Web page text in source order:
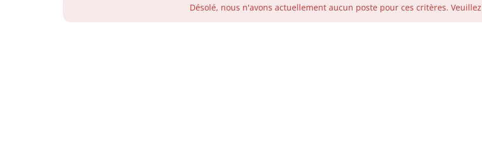
Désolé, nous n'avons actuellement aucun poste pour ces critères.